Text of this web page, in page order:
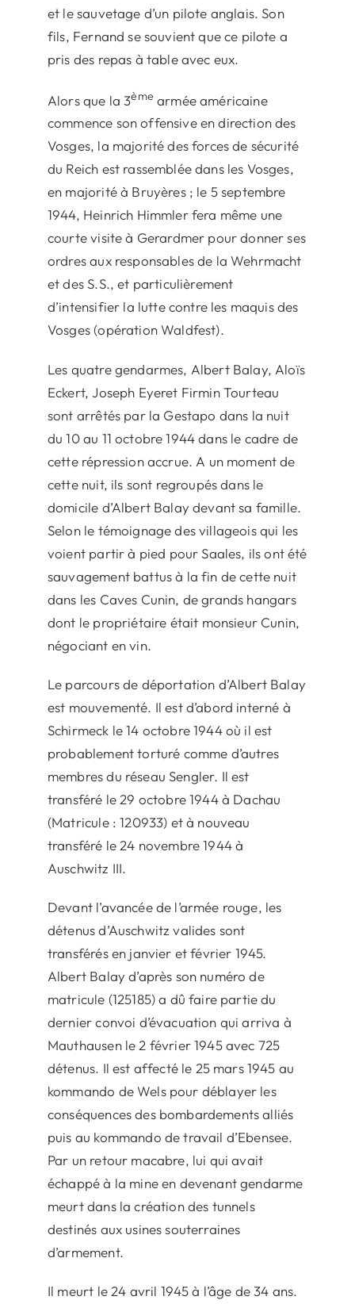
et le sauvetage d’un pilote anglais. Son
fils, Fernand se souvient que ce pilote a
pris des repas à table avec eux.
Alors que la 3ème armée américaine
commence son offensive en direction des
Vosges, la majorité des forces de sécurité
du Reich est rassemblée dans les Vosges,
en majorité à Bruyères ; le 5 septembre
1944, Heinrich Himmler fera même une
courte visite à Gerardmer pour donner ses
ordres aux responsables de la Wehrmacht
et des S.S., et particulièrement
d’intensifier la lutte contre les maquis des
Vosges (opération Waldfest).
Les quatre gendarmes, Albert Balay, Aloïs
Eckert, Joseph Eyeret Firmin Tourteau
sont arrêtés par la Gestapo dans la nuit
du 10 au 11 octobre 1944 dans le cadre de
cette répression accrue. A un moment de
cette nuit, ils sont regroupés dans le
domicile d’Albert Balay devant sa famille.
Selon le témoignage des villageois qui les
voient partir à pied pour Saales, ils ont été
sauvagement battus à la fin de cette nuit
dans les Caves Cunin, de grands hangars
dont le propriétaire était monsieur Cunin,
négociant en vin.
Le parcours de déportation d’Albert Balay
est mouvementé. Il est d’abord interné à
Schirmeck le 14 octobre 1944 où il est
probablement torturé comme d’autres
membres du réseau Sengler. Il est
transféré le 29 octobre 1944 à Dachau
(Matricule : 120933) et à nouveau
transféré le 24 novembre 1944 à
Auschwitz III.
Devant l’avancée de l’armée rouge, les
détenus d’Auschwitz valides sont
transférés en janvier et février 1945.
Albert Balay d’après son numéro de
matricule (125185) a dû faire partie du
dernier convoi d’évacuation qui arriva à
Mauthausen le 2 février 1945 avec 725
détenus. Il est affecté le 25 mars 1945 au
kommando de Wels pour déblayer les
conséquences des bombardements alliés
puis au kommando de travail d’Ebensee.
Par un retour macabre, lui qui avait
échappé à la mine en devenant gendarme
meurt dans la création des tunnels
destinés aux usines souterraines
d’armement.
Il meurt le 24 avril 1945 à l’âge de 34 ans.